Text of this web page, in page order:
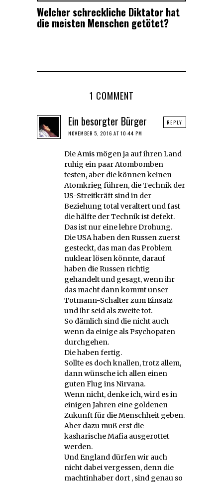
Welcher schreckliche Diktator hat
die meisten Menschen getötet?
1 COMMENT
Ein besorgter Bürger
NOVEMBER 5, 2016 AT 10:44 PM
Die Amis mögen ja auf ihren Land
ruhig ein paar Atombomben
testen, aber die können keinen
Atomkrieg führen, die Technik der
US-Streitkräft sind in der
Beziehung total veraltert und fast
die hälfte der Technik ist defekt.
Das ist nur eine lehre Drohung.
Die USA haben den Russen zuerst
gesteckt, das man das Problem
nuklear lösen könnte, darauf
haben die Russen richtig
gehandelt und gesagt, wenn ihr
das macht dann kommt unser
Totmann-Schalter zum Einsatz
und ihr seid als zweite tot.
So dämlich sind die nicht auch
wenn da einige als Psychopaten
durchgehen.
Die haben fertig.
Sollte es doch knallen, trotz allem,
dann wünsche ich allen einen
guten Flug ins Nirvana.
Wenn nicht, denke ich, wird es in
einigen Jahren eine goldenen
Zukunft für die Menschheit geben.
Aber dazu muß erst die
kasharische Mafia ausgerottet
werden.
Und England dürfen wir auch
nicht dabei vergessen, denn die
machtinhaber dort , sind genau so
REPLY